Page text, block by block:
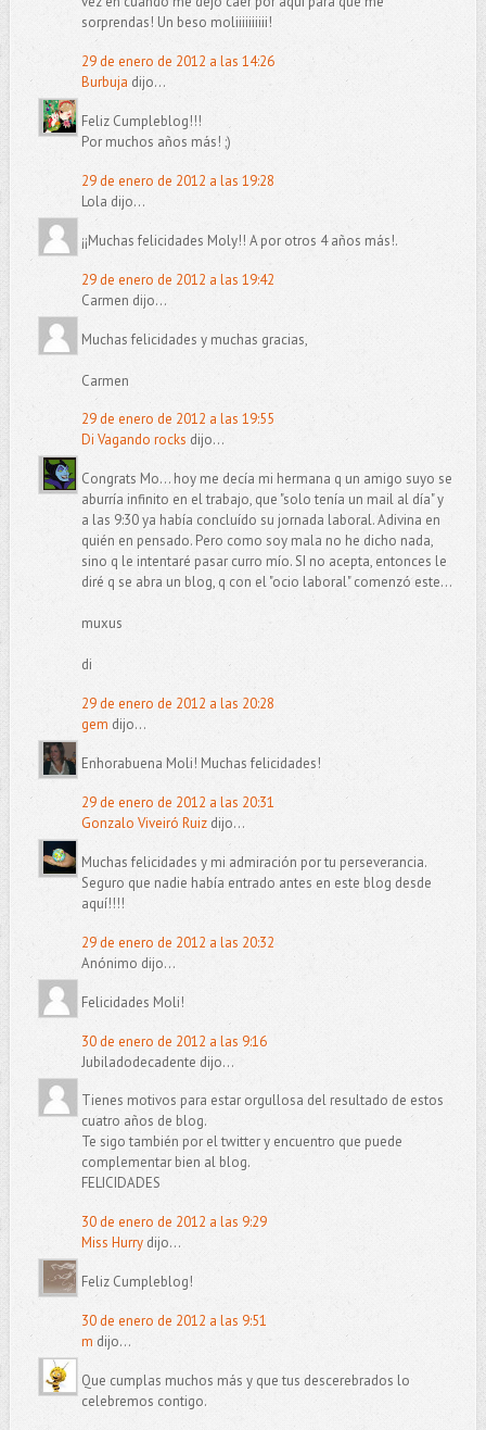
sorprendas! Un beso moliiiiiiiiii!
29 de enero de 2012 a las 14:26
Burbuja dijo...
Feliz Cumpleblog!!!
Por muchos años más! ;)
29 de enero de 2012 a las 19:28
Lola dijo...
¡¡Muchas felicidades Moly!! A por otros 4 años más!.
29 de enero de 2012 a las 19:42
Carmen dijo...
Muchas felicidades y muchas gracias,
Carmen
29 de enero de 2012 a las 19:55
Di Vagando rocks dijo...
Congrats Mo... hoy me decía mi hermana q un amigo suyo se
aburría infinito en el trabajo, que "solo tenía un mail al día" y
a las 9:30 ya había concluído su jornada laboral. Adivina en
quién en pensado. Pero como soy mala no he dicho nada,
sino q le intentaré pasar curro mío. SI no acepta, entonces le
diré q se abra un blog, q con el "ocio laboral" comenzó este...
muxus
di
29 de enero de 2012 a las 20:28
gem dijo...
Enhorabuena Moli! Muchas felicidades!
29 de enero de 2012 a las 20:31
Gonzalo Viveiró Ruizdijo...
Muchas felicidades y mi admiración por tu perseverancia.
Seguro que nadie había entrado antes en este blog desde
aquí!!!!
29 de enero de 2012 a las 20:32
Anónimo dijo...
Felicidades Moli!
30 de enero de 2012 a las 9:16
Jubiladodecadente dijo...
Tienes motivos para estar orgullosa del resultado de estos
cuatro años de blog.
Te sigo también por el twitter y encuentro que puede
complementar bien al blog.
FELICIDADES
30 de enero de 2012 a las 9:29
Miss Hurrydijo...
Feliz Cumpleblog!
30 de enero de 2012 a las 9:51
m dijo...
Que cumplas muchos más y que tus descerebrados lo
celebremos contigo.